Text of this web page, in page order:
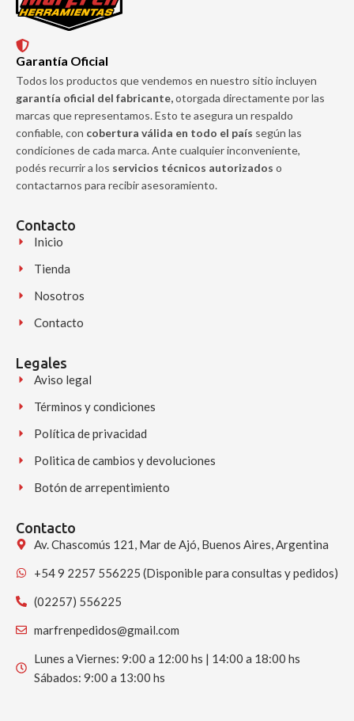
Garantía Oficial
Todos los productos que vendemos en nuestro sitio incluyen
garantía oficial del fabricante,otorgada directamente por las
marcas que representamos. Esto te asegura un respaldo
confiable, con cobertura válida en todo el país según las
condiciones de cada marca. Ante cualquier inconveniente,
podés recurrir a los servicios técnicos autorizados o
contactarnos para recibir asesoramiento.
Contacto
Inicio
Tienda
Nosotros
Contacto
Legales
Aviso legal
Términos y condiciones
Política de privacidad
Politica de cambios y devoluciones
Botón de arrepentimiento
Contacto
Av. Chascomús 121, Mar de Ajó, Buenos Aires, Argentina
+54 9 2257 556225 (Disponible para consultas y pedidos)
(02257) 556225
marfrenpedidos@gmail.com
Lunes a Viernes: 9:00 a 12:00 hs | 14:00 a 18:00 hs
Sábados: 9:00 a 13:00 hs